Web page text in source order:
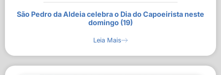
São Pedro da Aldeia celebra o Dia do Capoeirista neste
domingo (19)
Leia Mais